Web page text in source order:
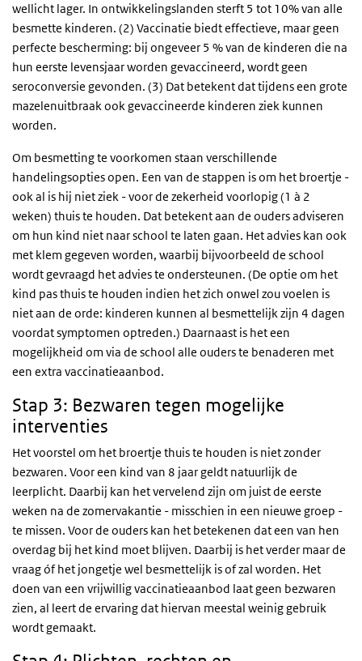
wellicht lager. In ontwikkelingslanden sterft 5 tot 10% van alle
besmette kinderen. (2) Vaccinatie biedt effectieve, maar geen
perfecte bescherming: bij ongeveer 5 % van de kinderen die na
hun eerste levensjaar worden gevaccineerd, wordt geen
seroconversie gevonden. (3) Dat betekent dat tijdens een grote
mazelenuitbraak ook gevaccineerde kinderen ziek kunnen
worden.
Om besmetting te voorkomen staan verschillende
handelingsopties open. Een van de stappen is om het broertje -
ook al is hij niet ziek - voor de zekerheid voorlopig (1 à 2
weken) thuis te houden. Dat betekent aan de ouders adviseren
om hun kind niet naar school te laten gaan. Het advies kan ook
met klem gegeven worden, waarbij bijvoorbeeld de school
wordt gevraagd het advies te ondersteunen. (De optie om het
kind pas thuis te houden indien het zich onwel zou voelen is
niet aan de orde: kinderen kunnen al besmettelijk zijn 4 dagen
voordat symptomen optreden.) Daarnaast is het een
mogelijkheid om via de school alle ouders te benaderen met
een extra vaccinatieaanbod.
Stap 3: Bezwaren tegen mogelijke
interventies
Het voorstel om het broertje thuis te houden is niet zonder
bezwaren. Voor een kind van 8 jaar geldt natuurlijk de
leerplicht. Daarbij kan het vervelend zijn om juist de eerste
weken na de zomervakantie - misschien in een nieuwe groep -
te missen. Voor de ouders kan het betekenen dat een van hen
overdag bij het kind moet blijven. Daarbij is het verder maar de
vraag óf het jongetje wel besmettelijk is of zal worden. Het
doen van een vrijwillig vaccinatieaanbod laat geen bezwaren
zien, al leert de ervaring dat hiervan meestal weinig gebruik
wordt gemaakt.